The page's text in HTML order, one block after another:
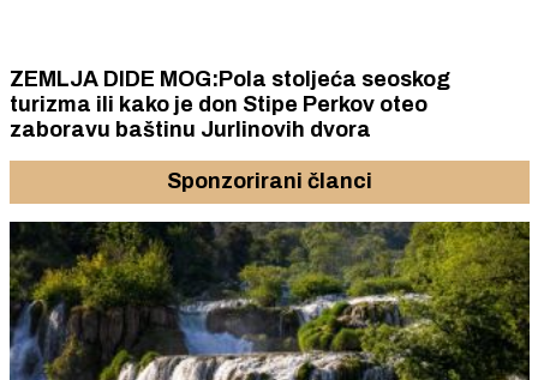
ZEMLJA DIDE MOG:Pola stoljeća seoskog
turizma ili kako je don Stipe Perkov oteo
zaboravu baštinu Jurlinovih dvora
Sponzorirani članci